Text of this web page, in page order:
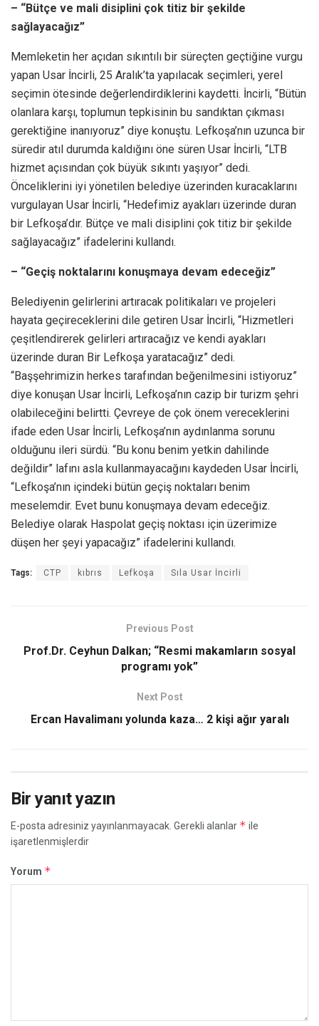
– “Bütçe ve mali disiplini çok titiz bir şekilde
sağlayacağız”
Memleketin her açıdan sıkıntılı bir süreçten geçtiğine vurgu
yapan Usar İncirli, 25 Aralık’ta yapılacak seçimleri, yerel
seçimin ötesinde değerlendirdiklerini kaydetti. İncirli, “Bütün
olanlara karşı, toplumun tepkisinin bu sandıktan çıkması
gerektiğine inanıyoruz” diye konuştu. Lefkoşa’nın uzunca bir
süredir atıl durumda kaldığını öne süren Usar İncirli, “LTB
hizmet açısından çok büyük sıkıntı yaşıyor” dedi.
Önceliklerini iyi yönetilen belediye üzerinden kuracaklarını
vurgulayan Usar İncirli, “Hedefimiz ayakları üzerinde duran
bir Lefkoşa’dır. Bütçe ve mali disiplini çok titiz bir şekilde
sağlayacağız” ifadelerini kullandı.
– “Geçiş noktalarını konuşmaya devam edeceğiz”
Belediyenin gelirlerini artıracak politikaları ve projeleri
hayata geçireceklerini dile getiren Usar İncirli, “Hizmetleri
çeşitlendirerek gelirleri artıracağız ve kendi ayakları
üzerinde duran Bir Lefkoşa yaratacağız” dedi.
“Başşehrimizin herkes tarafından beğenilmesini istiyoruz”
diye konuşan Usar İncirli, Lefkoşa’nın cazip bir turizm şehri
olabileceğini belirtti. Çevreye de çok önem vereceklerini
ifade eden Usar İncirli, Lefkoşa’nın aydınlanma sorunu
olduğunu ileri sürdü. “Bu konu benim yetkin dahilinde
değildir” lafını asla kullanmayacağını kaydeden Usar İncirli,
“Lefkoşa’nın içindeki bütün geçiş noktaları benim
meselemdir. Evet bunu konuşmaya devam edeceğiz.
Belediye olarak Haspolat geçiş noktası için üzerimize
düşen her şeyi yapacağız” ifadelerini kullandı.
Tags: CTP kıbrıs Lefkoşa Sıla Usar İncirli
Previous Post
Prof.Dr. Ceyhun Dalkan; “Resmi makamların sosyal
programı yok”
Next Post
Ercan Havalimanı yolunda kaza… 2 kişi ağır yaralı
Bir yanıt yazın
E-posta adresiniz yayınlanmayacak. Gerekli alanlar * ile
işaretlenmişlerdir
Yorum *